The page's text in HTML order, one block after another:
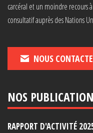
carcéral et un moindre recours
consultatif auprès des Nations
NOUS
NOS
RAPPORT D'ACTIVITÉ